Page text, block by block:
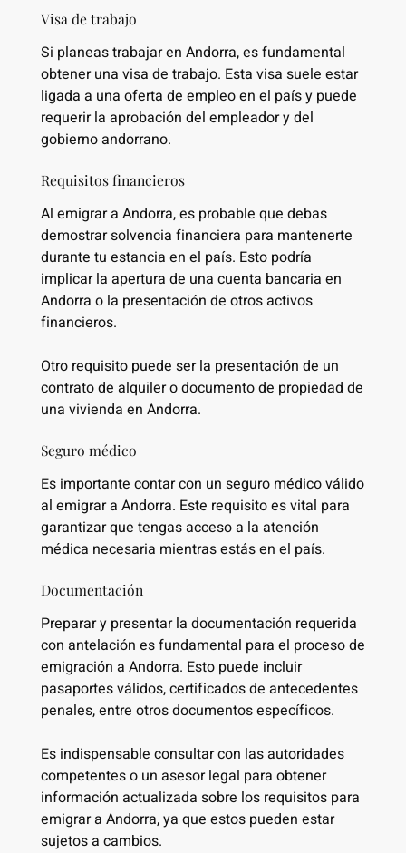
Visa de trabajo
Si planeas trabajar en Andorra, es fundamental
obtener una visa de trabajo. Esta visa suele estar
ligada a una oferta de empleo en el país y puede
requerir la aprobación del empleador y del
gobierno andorrano.
Requisitos financieros
Al emigrar a Andorra, es probable que debas
demostrar solvencia financiera para mantenerte
durante tu estancia en el país. Esto podría
implicar la apertura de una cuenta bancaria en
Andorra o la presentación de otros activos
financieros.
Otro requisito puede ser la presentación de un
contrato de alquiler o documento de propiedad de
una vivienda en Andorra.
Seguro médico
Es importante contar con un seguro médico válido
al emigrar a Andorra. Este requisito es vital para
garantizar que tengas acceso a la atención
médica necesaria mientras estás en el país.
Documentación
Preparar y presentar la documentación requerida
con antelación es fundamental para el proceso de
emigración a Andorra. Esto puede incluir
pasaportes válidos, certificados de antecedentes
penales, entre otros documentos específicos.
Es indispensable consultar con las autoridades
competentes o un asesor legal para obtener
información actualizada sobre los requisitos para
emigrar a Andorra, ya que estos pueden estar
sujetos a cambios.